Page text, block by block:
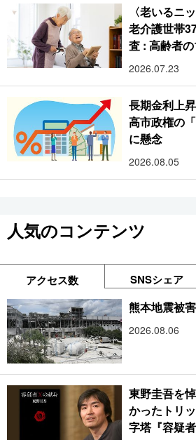
〈老いるニ
老介護世帯
査 : 高齢者
2026.07.23
長期金利上
高市政権の
に懸念
2026.08.05
人気のコンテンツ
アクセス数 SNSシェア
熊本地震被
2026.08.06
東野圭吾を
かったトリ
字塔『容疑